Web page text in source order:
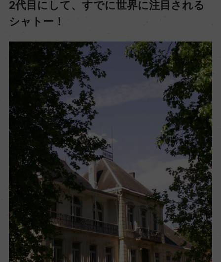
2代目にして、すでに世界に注目される
シャトー！